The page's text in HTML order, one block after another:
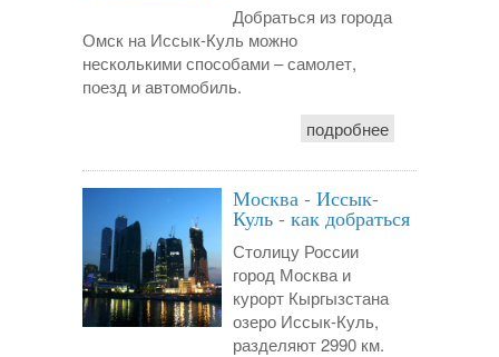
Добраться из города
Омск на Иссык-Куль можно
несколькими способами – самолет,
поезд и автомобиль.
подробнее
Москва - Иссык-
Куль - как добраться
Столицу России
город Москва и
курорт Кыргызстана
озеро Иссык-Куль,
разделяют 2990 км.